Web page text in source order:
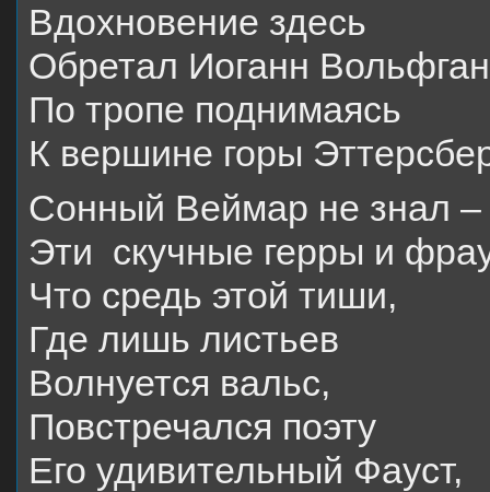
Вдохновение здесь
Обретал Иоганн
По тропе поднимаясь
К вершине горы
Сонный Веймар не знал –
Эти скучные герры и
Что средь этой тиши,
Где лишь листьев
Волнуется вальс,
Повстречался поэту
Его удивительный Фауст,